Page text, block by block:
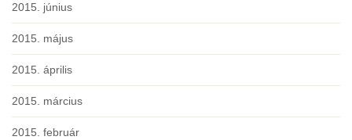
2015. június
2015. május
2015. április
2015. március
2015. február